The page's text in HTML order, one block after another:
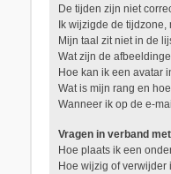
De tijden zijn niet
Ik wijzigde de
Mijn taal zit niet in de
Wat zijn de
Hoe kan ik een avatar
Wat is mijn rang en
Wanneer ik op de e-
Vragen in verband
Hoe plaats ik een
Hoe wijzig of verwijder